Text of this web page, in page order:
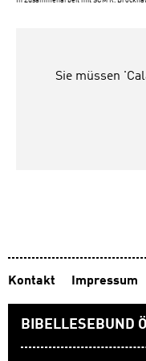
Sie müssen
Kontakt Impressum
BIBELLESEBUND